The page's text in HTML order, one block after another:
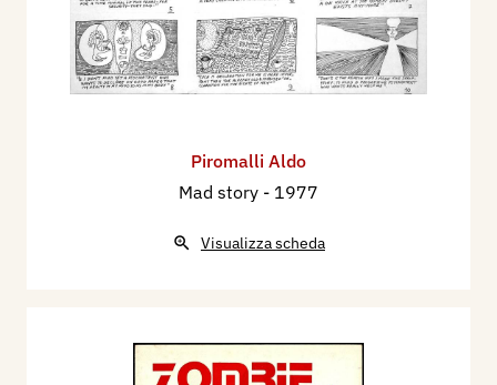
Piromalli Aldo
Mad story - 1977
Visualizza scheda